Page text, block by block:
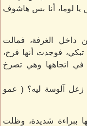
لوما، أنا بس هاشوف
الغرفة، فمالت
فوجدت أنها فرح،
في اتجاهها وهي تصرخ
زعل آلوسة ليه؟ ( عمو
ببراءة شديدة، وظلت